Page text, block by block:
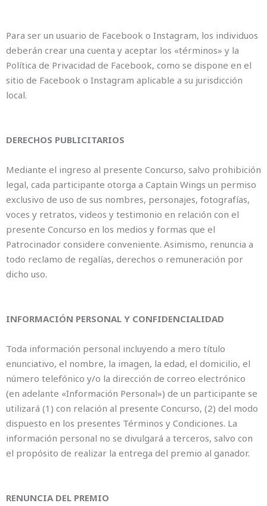
Para ser un usuario de Facebook o Instagram, los individuos
deberán crear una cuenta y aceptar los «términos» y la
Política de Privacidad de Facebook, como se dispone en el
sitio de Facebook o Instagram aplicable a su jurisdicción
local.
DERECHOS PUBLICITARIOS
Mediante el ingreso al presente Concurso, salvo prohibición
legal, cada participante otorga a Captain Wings un permiso
exclusivo de uso de sus nombres, personajes, fotografías,
voces y retratos, videos y testimonio en relación con el
presente Concurso en los medios y formas que el
Patrocinador considere conveniente. Asimismo, renuncia a
todo reclamo de regalías, derechos o remuneración por
dicho uso.
INFORMACIÓN PERSONAL Y CONFIDENCIALIDAD
Toda información personal incluyendo a mero título
enunciativo, el nombre, la imagen, la edad, el domicilio, el
número telefónico y/o la dirección de correo electrónico
(en adelante «Información Personal») de un participante se
utilizará (1) con relación al presente Concurso, (2) del modo
dispuesto en los presentes Términos y Condiciones. La
información personal no se divulgará a terceros, salvo con
el propósito de realizar la entrega del premio al ganador.
RENUNCIA DEL PREMIO